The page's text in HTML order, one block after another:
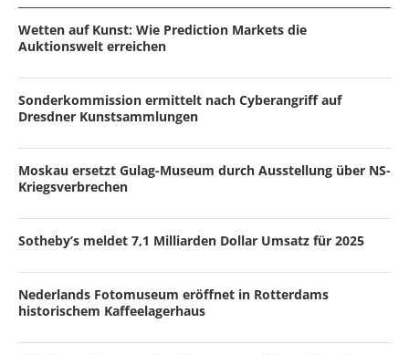
Wetten auf Kunst: Wie Prediction Markets die
Auktionswelt erreichen
Sonderkommission ermittelt nach Cyberangriff auf
Dresdner Kunstsammlungen
Moskau ersetzt Gulag-Museum durch Ausstellung über NS-
Kriegsverbrechen
Sotheby’s meldet 7,1 Milliarden Dollar Umsatz für 2025
Nederlands Fotomuseum eröffnet in Rotterdams
historischem Kaffeelagerhaus